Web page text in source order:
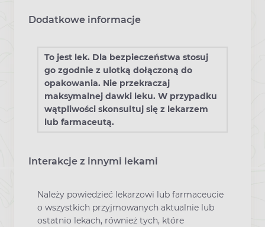
Dodatkowe informacje
To jest lek. Dla bezpieczeństwa stosuj
go zgodnie z ulotką dołączoną do
opakowania. Nie przekraczaj
maksymalnej dawki leku. W przypadku
wątpliwości skonsultuj się z lekarzem
lub farmaceutą.
Interakcje z innymi lekami
Należy powiedzieć lekarzowi lub farmaceucie
o wszystkich przyjmowanych aktualnie lub
ostatnio lekach, również tych, które